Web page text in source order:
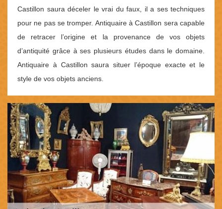
Castillon saura déceler le vrai du faux, il a ses techniques
pour ne pas se tromper. Antiquaire à Castillon sera capable
de retracer l’origine et la provenance de vos objets
d’antiquité grâce à ses plusieurs études dans le domaine.
Antiquaire à Castillon saura situer l’époque exacte et le
style de vos objets anciens.